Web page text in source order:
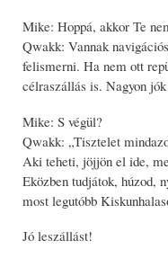
Mike: Hoppá, akkor Te
Qwakk: Vannak
felismerni. Ha nem ott
célraszállás is. Nagyon
Mike: S végül?
Qwakk: „Tisztelet
Aki teheti, jöjjön el ide,
Eközben tudjátok, húzod,
most legutóbb
Jó leszállást!